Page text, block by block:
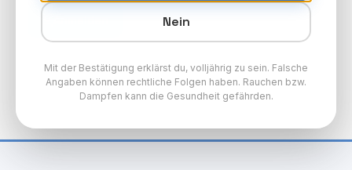
Nein
Mit der Bestätigung erklärst du, volljährig zu sein. Falsche
Angaben können rechtliche Folgen haben. Rauchen bzw.
Dampfen kann die Gesundheit gefährden.